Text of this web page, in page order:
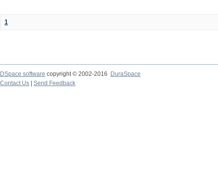
1
DSpace software copyright © 2002-2016
DuraSpace
Contact Us
Send Feedback